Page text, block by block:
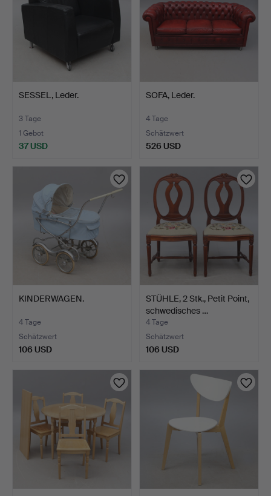
SESSEL, Leder.
3 Tage
1 Gebot
37 USD
SOFA, Leder.
4 Tage
Schätzwert
526 USD
KINDERWAGEN.
4 Tage
Schätzwert
106 USD
STÜHLE, 2 Stk., Petit Point,
schwedisches …
4 Tage
Schätzwert
106 USD